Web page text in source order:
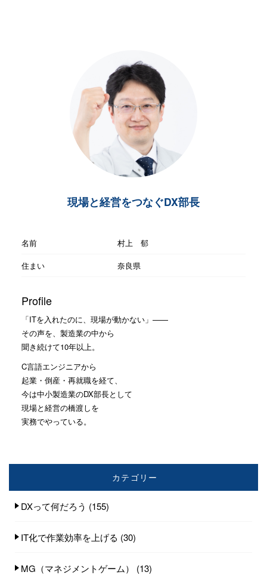
現場と経営をつなぐDX部長
名前
村上 郁
住まい
奈良県
Profile
「ITを入れたのに、現場が動かない」——
その声を、製造業の中から
聞き続けて10年以上。
C言語エンジニアから
起業・倒産・再就職を経て、
今は中小製造業のDX部長として
現場と経営の橋渡しを
実務でやっている。
カテゴリー
DXって何だろう (155)
IT化で作業効率を上げる (30)
MG（マネジメントゲーム） (13)